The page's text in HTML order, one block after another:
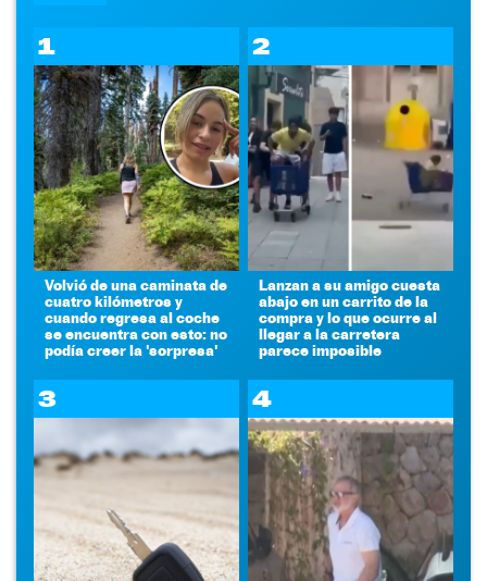
1
Volvió de una caminata de
cuatro kilómetros y
cuando regresa al coche
se encuentra con esto: no
podía creer la 'sorpresa'
2
Lanzan a su amigo cuesta
abajo en un carrito de la
compra y lo que ocurre al
llegar a la carretera
parece imposible
3 4